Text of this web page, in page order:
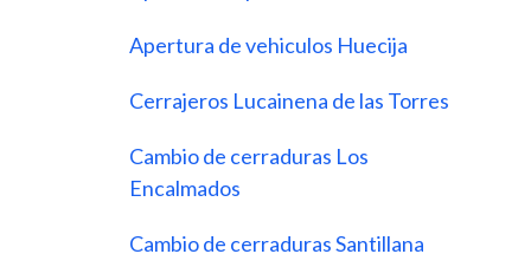
Apertura de vehiculos Huecija
Cerrajeros Lucainena de las Torres
Cambio de cerraduras Los
Encalmados
Cambio de cerraduras Santillana